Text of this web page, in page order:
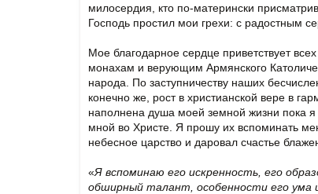
милосердия, кто по-матерински
Господь простил мои грехи: с радостным
Мое благодарное сердце приветствует
монахам и верующим Армянского
народа. По заступничеству наших
конечно же, рост в христианской вере в
наполнена душа моей земной жизни пока
мной во Христе. Я прошу их вспоминать
небесное царство и даровал счастье
«Я вспоминаю его искренность, его
обширный талант, особенности его ума